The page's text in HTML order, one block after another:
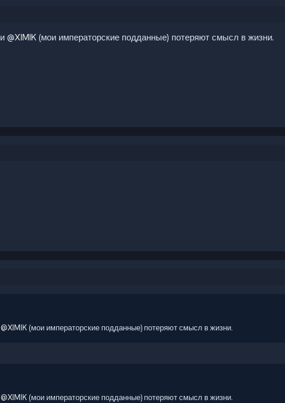
и @XIMIK (мои императорские подданные) потеряют смысл в жизни.
@XIMIK(мои императорские подданные) потеряют смысл в жизни.
@XIMIK(мои императорские подданные) потеряют смысл в жизни.